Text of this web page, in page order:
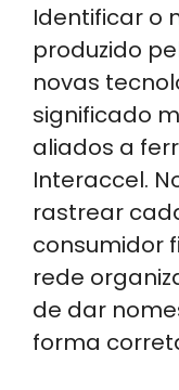
Identificar o
produzido
novas
significado
aliados a
Interaccel.
rastrear
consumidor
rede
de dar
forma